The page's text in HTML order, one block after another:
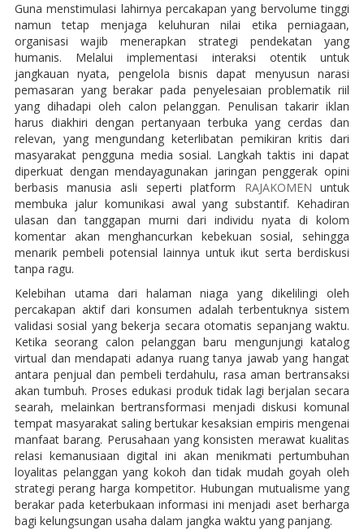
Guna menstimulasi lahirnya percakapan yang bervolume tinggi
namun tetap menjaga keluhuran nilai etika perniagaan,
organisasi wajib menerapkan strategi pendekatan yang
humanis. Melalui implementasi interaksi otentik untuk
jangkauan nyata, pengelola bisnis dapat menyusun narasi
pemasaran yang berakar pada penyelesaian problematik riil
yang dihadapi oleh calon pelanggan. Penulisan takarir iklan
harus diakhiri dengan pertanyaan terbuka yang cerdas dan
relevan, yang mengundang keterlibatan pemikiran kritis dari
masyarakat pengguna media sosial. Langkah taktis ini dapat
diperkuat dengan mendayagunakan jaringan penggerak opini
berbasis manusia asli seperti platform RAJAKOMENuntuk
membuka jalur komunikasi awal yang substantif. Kehadiran
ulasan dan tanggapan murni dari individu nyata di kolom
komentar akan menghancurkan kebekuan sosial, sehingga
menarik pembeli potensial lainnya untuk ikut serta berdiskusi
tanpa ragu.
Kelebihan utama dari halaman niaga yang dikelilingi oleh
percakapan aktif dari konsumen adalah terbentuknya sistem
validasi sosial yang bekerja secara otomatis sepanjang waktu.
Ketika seorang calon pelanggan baru mengunjungi katalog
virtual dan mendapati adanya ruang tanya jawab yang hangat
antara penjual dan pembeli terdahulu, rasa aman bertransaksi
akan tumbuh. Proses edukasi produk tidak lagi berjalan secara
searah, melainkan bertransformasi menjadi diskusi komunal
tempat masyarakat saling bertukar kesaksian empiris mengenai
manfaat barang. Perusahaan yang konsisten merawat kualitas
relasi kemanusiaan digital ini akan menikmati pertumbuhan
loyalitas pelanggan yang kokoh dan tidak mudah goyah oleh
strategi perang harga kompetitor. Hubungan mutualisme yang
berakar pada keterbukaan informasi ini menjadi aset berharga
bagi kelungsungan usaha dalam jangka waktu yang panjang.